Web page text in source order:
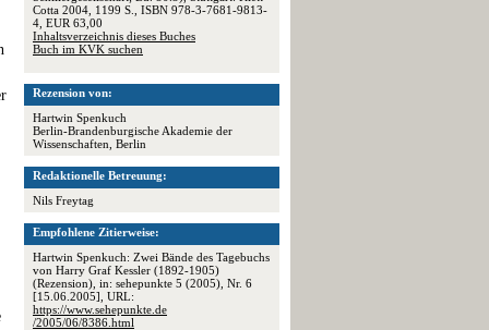
Cotta 2004, 1199 S., ISBN 978-3-7681-9813-
4, EUR 63,00
Inhaltsverzeichnis dieses Buches
Buch im KVK suchen
Rezension von:
Hartwin Spenkuch
Berlin-Brandenburgische Akademie der
Wissenschaften, Berlin
Redaktionelle Betreuung:
Nils Freytag
Empfohlene Zitierweise:
Hartwin Spenkuch: Zwei Bände des Tagebuchs
von Harry Graf Kessler (1892-1905)
(Rezension), in: sehepunkte 5 (2005), Nr. 6
[15.06.2005], URL:
https://www.sehepunkte.de
/2005/06/8386.html